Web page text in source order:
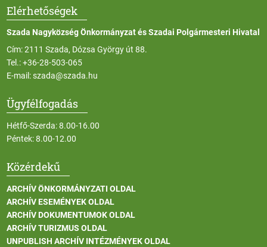
Elérhetőségek
Szada Nagyközség Önkormányzat és Szadai Polgármesteri Hivatal
Cím: 2111 Szada, Dózsa György út 88.
Tel.:+36-28-503-065
E-mail:szada@szada.hu
Ügyfélfogadás
Hétfő-Szerda: 8.00-16.00
Péntek: 8.00-12.00
Közérdekű
ARCHÍV ÖNKORMÁNYZATI OLDAL
ARCHÍV ESEMÉNYEK OLDAL
ARCHÍV DOKUMENTUMOK OLDAL
ARCHÍV TURIZMUS OLDAL
UNPUBLISH ARCHÍV INTÉZMÉNYEK OLDAL